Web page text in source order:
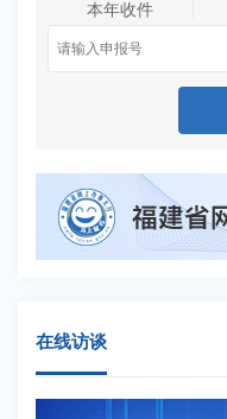
本年收件
在线访谈